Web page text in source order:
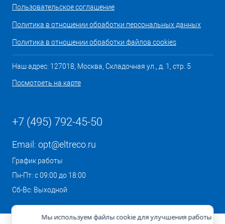
Пользовательское соглашение
Политика в отношении обработки персональных данных
Политика в отношении обработки файлов cookies
Наш адрес: 127018, Москва, Складочная ул., д. 1, стр. 5
Посмотреть на карте
+7 (495) 792-45-50
Email: opt@eltreco.ru
График работы
Пн-Пт: с 09:00 до 18:00
Сб-Вс: Выходной
Мы используем файлы cookie для улучшения работы